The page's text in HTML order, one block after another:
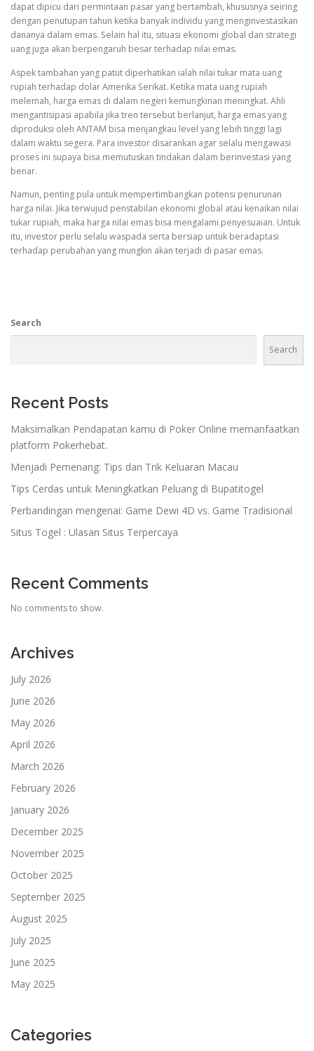
dapat dipicu dari permintaan pasar yang bertambah, khususnya seiring
dengan penutupan tahun ketika banyak individu yang menginvestasikan
dananya dalam emas. Selain hal itu, situasi ekonomi global dan strategi
uang juga akan berpengaruh besar terhadap nilai emas.
Aspek tambahan yang patut diperhatikan ialah nilai tukar mata uang
rupiah terhadap dolar Amerika Serikat. Ketika mata uang rupiah
melemah, harga emas di dalam negeri kemungkinan meningkat. Ahli
mengantisipasi apabila jika tren tersebut berlanjut, harga emas yang
diproduksi oleh ANTAM bisa menjangkau level yang lebih tinggi lagi
dalam waktu segera. Para investor disarankan agar selalu mengawasi
proses ini supaya bisa memutuskan tindakan dalam berinvestasi yang
benar.
Namun, penting pula untuk mempertimbangkan potensi penurunan
harga nilai. Jika terwujud penstabilan ekonomi global atau kenaikan nilai
tukar rupiah, maka harga nilai emas bisa mengalami penyesuaian. Untuk
itu, investor perlu selalu waspada serta bersiap untuk beradaptasi
terhadap perubahan yang mungkin akan terjadi di pasar emas.
Search
Search
Recent Posts
Maksimalkan Pendapatan kamu di Poker Online memanfaatkan
platform Pokerhebat.
Menjadi Pemenang: Tips dan Trik Keluaran Macau
Tips Cerdas untuk Meningkatkan Peluang di Bupatitogel
Perbandingan mengenai: Game Dewi 4D vs. Game Tradisional
Situs Togel : Ulasan Situs Terpercaya
Recent Comments
No comments to show.
Archives
July 2026
June 2026
May 2026
April 2026
March 2026
February 2026
January 2026
December 2025
November 2025
October 2025
September 2025
August 2025
July 2025
June 2025
May 2025
Categories